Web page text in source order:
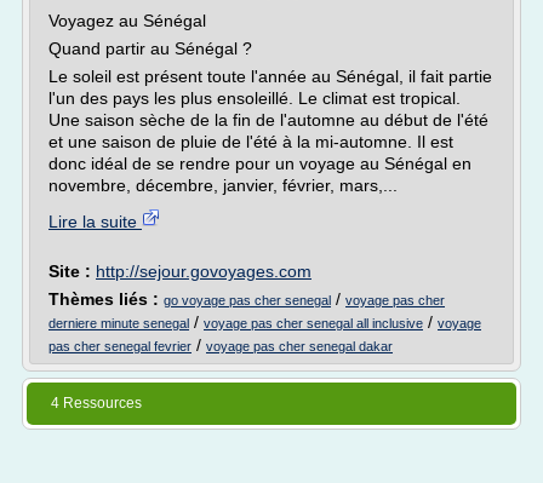
Voyagez au Sénégal
Quand partir au Sénégal ?
Le soleil est présent toute l'année au Sénégal, il fait partie
l'un des pays les plus ensoleillé. Le climat est tropical.
Une saison sèche de la fin de l'automne au début de l'été
et une saison de pluie de l'été à la mi-automne. Il est
donc idéal de se rendre pour un voyage au Sénégal en
novembre, décembre, janvier, février, mars,...
Lire la suite
Site : http://sejour.govoyages.com
Thèmes liés : go voyage pas cher senegal / voyage pas cher
derniere minute senegal / voyage pas cher senegal all inclusive / voyage
pas cher senegal fevrier / voyage pas cher senegal dakar
4 Ressources